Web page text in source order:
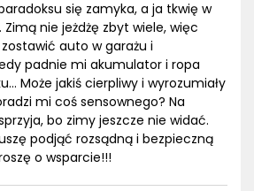
się zamyka, a ja tkwię w
Zimą nie jeżdżę zbyt wiele, więc
auto w garażu i
padnie mi akumulator i ropa
Może jakiś cierpliwy i wyrozumiały
mi coś sensownego? Na
bo zimy jeszcze nie widać.
podjąć rozsądną i bezpieczną
o wsparcie!!!